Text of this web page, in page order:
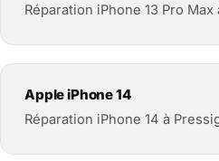
Réparation iPhone 13 Pro
Apple iPhone 14
Réparation iPhone 14 à